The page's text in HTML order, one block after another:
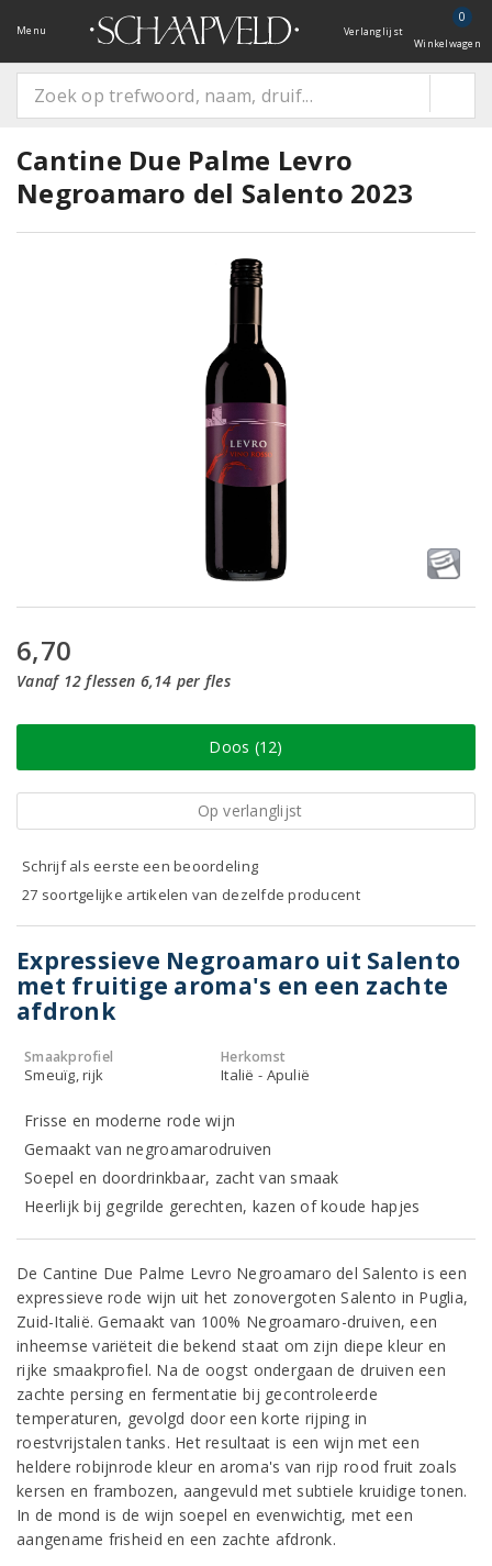
Menu Verlanglijst
0
Winkelwagen
Cantine Due Palme Levro
Negroamaro del Salento 2023
6,70
Vanaf 12 flessen 6,14 per fles
Doos (12)
Op verlanglijst
Schrijf als eerste een beoordeling
27 soortgelijke artikelen van dezelfde producent
Expressieve Negroamaro uit Salento
met fruitige aroma's en een zachte
afdronk
Smaakprofiel
Smeuïg, rijk
Herkomst
Italië - Apulië
Frisse en moderne rode wijn
Gemaakt van negroamarodruiven
Soepel en doordrinkbaar, zacht van smaak
Heerlijk bij gegrilde gerechten, kazen of koude hapjes
De Cantine Due Palme Levro Negroamaro del Salento is een
expressieve rode wijn uit het zonovergoten Salento in Puglia,
Zuid-Italië. Gemaakt van 100% Negroamaro-druiven, een
inheemse variëteit die bekend staat om zijn diepe kleur en
rijke smaakprofiel. Na de oogst ondergaan de druiven een
zachte persing en fermentatie bij gecontroleerde
temperaturen, gevolgd door een korte rijping in
roestvrijstalen tanks. Het resultaat is een wijn met een
heldere robijnrode kleur en aroma's van rijp rood fruit zoals
kersen en frambozen, aangevuld met subtiele kruidige tonen.
In de mond is de wijn soepel en evenwichtig, met een
aangename frisheid en een zachte afdronk.